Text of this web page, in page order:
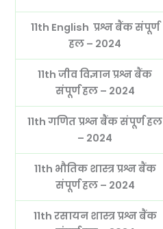
11th English प्रश्न बैंक संपूर्ण
हल – 2024
11th जीव विज्ञानप्रश्न बैंक
संपूर्ण हल – 2024
11th गणितप्रश्न बैंक संपूर्ण हल
– 2024
11th भौतिक शास्त्रप्रश्न बैंक
संपूर्ण हल – 2024
11th रसायन शास्त्रप्रश्न बैंक